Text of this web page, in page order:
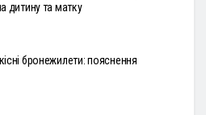
дитину та матку
бронежилети: пояснення